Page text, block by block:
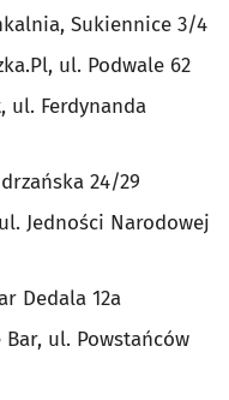
Sukiennice 3/4
ul. Podwale 62
ul. Ferdynanda
24/29
Jedności Narodowej
Dedala 12a
Bar, ul. Powstańców